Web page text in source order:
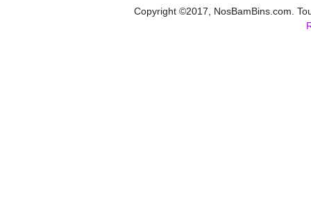
Copyright ©2017, NosBamBins.com.